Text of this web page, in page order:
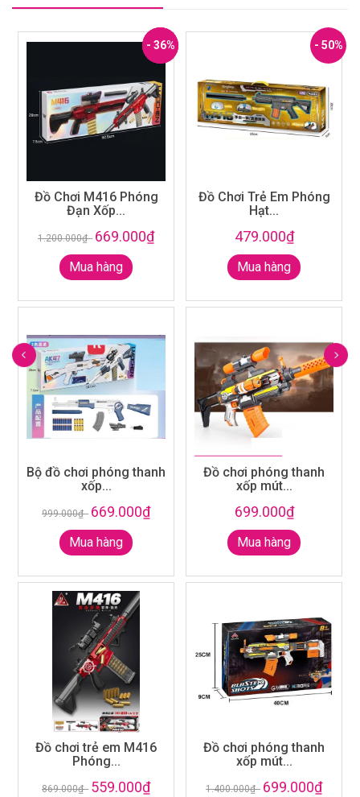
- 44%
Đồ Chơi M416 Phóng
Đạn Xốp...
1.200.000₫- 669.000₫
Mua hàng
- 33%
Bộ đồ chơi phóng thanh
xốp...
999.000₫- 669.000₫
Mua hàng
- 36%
Đồ chơi trẻ em M416
Phóng...
869.000₫- 559.000₫
Đồ Chơi Trẻ Em Phóng
Hạt...
479.000₫
Mua hàng
Đồ chơi phóng thanh
xốp mút...
699.000₫
Mua hàng
- 50%
Đồ chơi phóng thanh
xốp mút...
1.400.000₫- 699.000₫